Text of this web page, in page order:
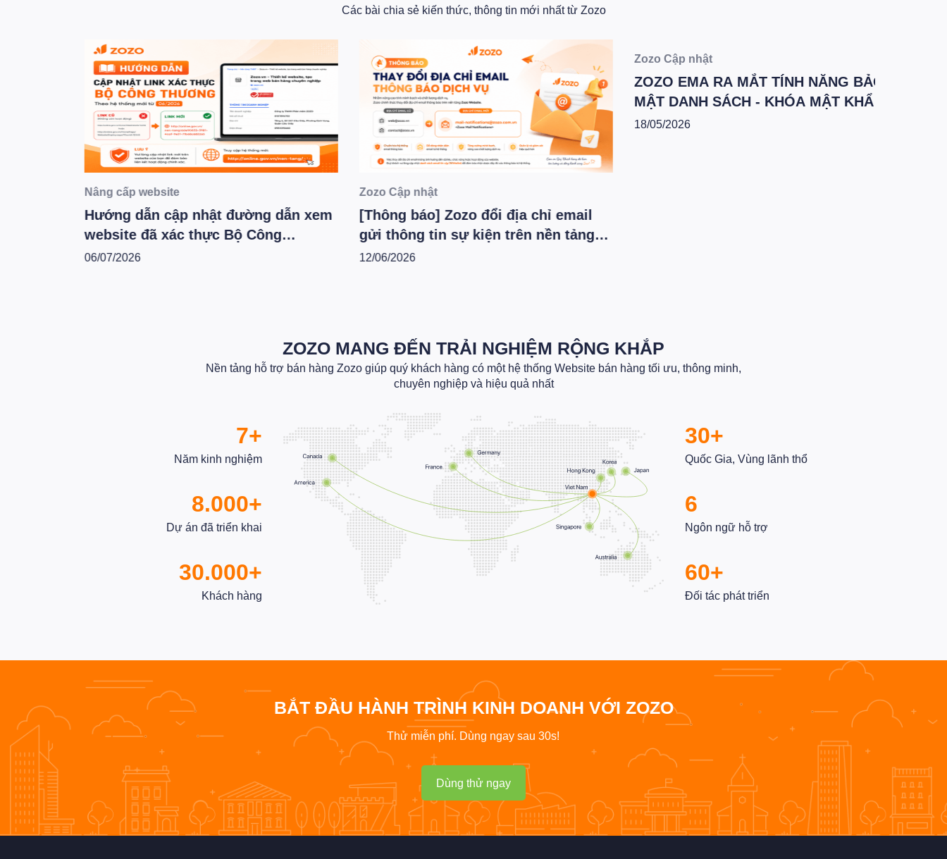
Các bài chia sẻ kiến thức, thông tin mới nhất từ Zozo
Nâng cấp website
Hướng dẫn cập nhật đường dẫn xem
website đã xác thực Bộ Công
Thương theo hệ thống mới - T6.2026
06/07/2026
Zozo Cập nhật
[Thông báo] Zozo đổi địa chỉ email
gửi thông tin sự kiện trên nền tảng
Zozo Website
12/06/2026
ZOZO MANG ĐẾN TRẢI NGHIỆM RỘNG KHẮP
Nền tảng hỗ trợ bán hàng Zozo giúp quý khách hàng có một hệ thống Website bán hàng tối ưu, thông minh,
chuyên nghiệp và hiệu quả nhất
7+
Năm kinh nghiệm
8.000+
Dự án đã triển khai
30.000+
Khách hàng
30+
Quốc Gia, Vùng lãnh thổ
6
Ngôn ngữ hỗ trợ
60+
Đối tác phát triển
BẮT ĐẦU HÀNH TRÌNH KINH DOANH VỚI ZOZO
Thử miễn phí. Dùng ngay sau 30s!
Dùng thử ngay